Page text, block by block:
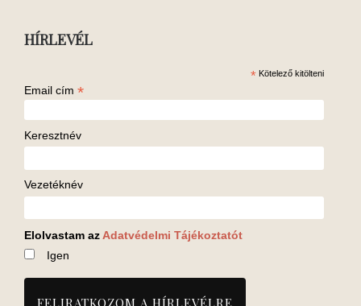
HÍRLEVÉL
* Kötelező kitölteni
Email cím *
Keresztnév
Vezetéknév
Elolvastam az Adatvédelmi Tájékoztatót
Igen